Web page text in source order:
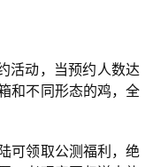
活动，当预约人数达
和不同形态的鸡，全
可领取公测福利，绝